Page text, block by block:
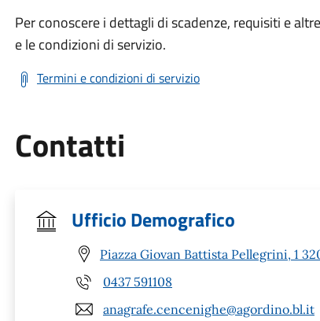
Per conoscere i dettagli di scadenze, requisiti e
e le condizioni di servizio.
Termini e condizioni di servizio
Contatti
Ufficio Demografico
Piazza Giovan Battista Pellegrini, 1
0437 591108
anagrafe.cencenighe@agordino.bl.it